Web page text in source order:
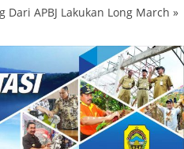
APBJ Lakukan Long March »